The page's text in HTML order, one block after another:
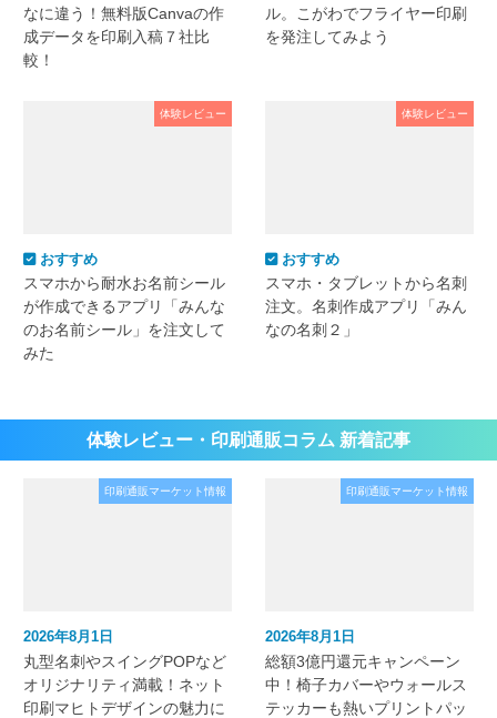
なに違う！無料版Canvaの作
成データを印刷入稿７社比
較！
ル。こがわでフライヤー印刷
を発注してみよう
体験レビュー
おすすめ
スマホから耐水お名前シール
が作成できるアプリ「みんな
のお名前シール」を注文して
みた
体験レビュー
おすすめ
スマホ・タブレットから名刺
注文。名刺作成アプリ「みん
なの名刺２」
体験レビュー・印刷通販コラム 新着記事
印刷通販マーケット情報
2026年8月1日
丸型名刺やスイングPOPなど
オリジナリティ満載！ネット
印刷マヒトデザインの魅力に
印刷通販マーケット情報
2026年8月1日
総額3億円還元キャンペーン
中！椅子カバーやウォールス
テッカーも熱いプリントパッ